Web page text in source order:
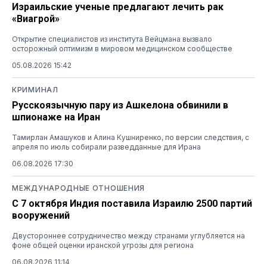
Израильские ученые предлагают лечить рак
«Виагрой»
Открытие специалистов из института Вейцмана вызвало
осторожный оптимизм в мировом медицинском сообществе
05.08.2026 15:42
КРИМИНАЛ
Русскоязычную пару из Ашкелона обвинили в
шпионаже на Иран
Тамирлан Амашуков и Алина Кушниренко, по версии следствия, с
апреля по июль собирали разведданные для Ирана
06.08.2026 17:30
МЕЖДУНАРОДНЫЕ ОТНОШЕНИЯ
С 7 октября Индия поставила Израилю 2500 партий
вооружений
Двустороннее сотрудничество между странами углубляется на
фоне общей оценки иранской угрозы для региона
06.08.2026 11:14